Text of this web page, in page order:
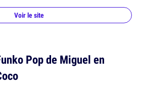
Voir le site
Pop de Miguel en